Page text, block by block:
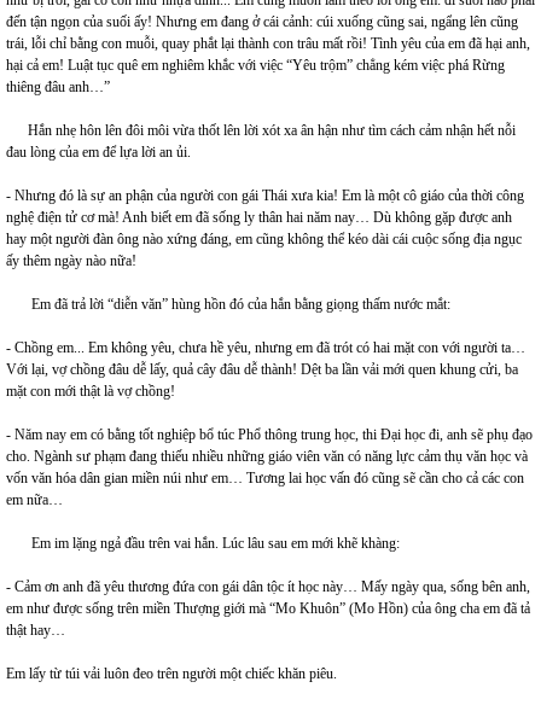
đến tận ngọn của suối ấy! Nhưng em đang ở cái cảnh: cúi xuống cũng sai, ngẩng lên cũng
trái, lỗi chỉ bằng con muỗi, quay phắt lại thành con trâu mất rồi! Tình yêu của em đã hại anh,
hại cả em! Luật tục quê em nghiêm khắc với việc “Yêu trộm” chẳng kém việc phá Rừng
thiêng đâu anh…”
Hắn nhẹ hôn lên đôi môi vừa thốt lên lời xót xa ân hận như tìm cách cảm nhận hết nỗi
đau lòng của em để lựa lời an ủi.
- Nhưng đó là sự an phận của người con gái Thái xưa kia! Em là một cô giáo của thời công
nghệ điện tử cơ mà! Anh biết em đã sống ly thân hai năm nay… Dù không gặp được anh
hay một người đàn ông nào xứng đáng, em cũng không thể kéo dài cái cuộc sống địa ngục
ấy thêm ngày nào nữa!
Em đã trả lời “diễn văn” hùng hồn đó của hắn bằng giọng thấm nước mắt:
- Chồng em... Em không yêu, chưa hề yêu, nhưng em đã trót có hai mặt con với người ta…
Với lại, vợ chồng đâu dễ lấy, quả cây đâu dễ thành! Dệt ba lần vải mới quen khung cửi, ba
mặt con mới thật là vợ chồng!
- Năm nay em có bằng tốt nghiệp bổ túc Phổ thông trung học, thi Đại học đi, anh sẽ phụ đạo
cho. Ngành sư phạm đang thiếu nhiều những giáo viên văn có năng lực cảm thụ văn học và
vốn văn hóa dân gian miền núi như em… Tương lai học vấn đó cũng sẽ cần cho cả các con
em nữa…
Em im lặng ngả đầu trên vai hắn. Lúc lâu sau em mới khẽ khàng:
- Cảm ơn anh đã yêu thương đứa con gái dân tộc ít học này… Mấy ngày qua, sống bên anh,
em như được sống trên miền Thượng giới mà “Mo Khuôn” (Mo Hồn) của ông cha em đã tả
thật hay…
Em lấy từ túi vải luôn đeo trên người một chiếc khăn piêu.